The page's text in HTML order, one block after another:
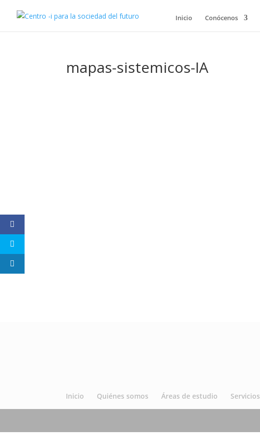
Inicio Conócenos
mapas-sistemicos-IA
Inicio Quiénes somos Áreas de estudio Servicios